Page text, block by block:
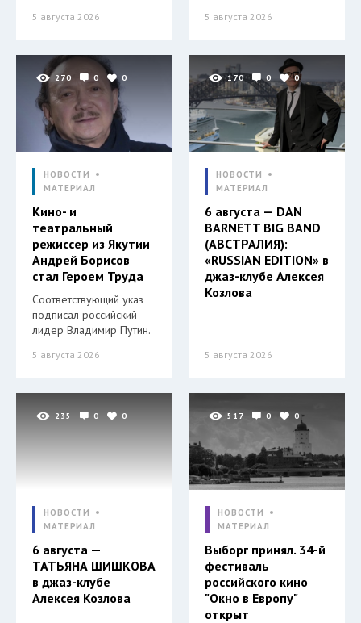
5 августа 2026 5 августа 2026
270 0 0
НОВОСТИ
МАТЕРИАЛ
Кино- и
театральный
режиссер из Якутии
Андрей Борисов
стал Героем Труда
Соответствующий указ
подписал российский
лидер Владимир Путин.
5 августа 2026
170 0 0
НОВОСТИ
МАТЕРИАЛ
6 августа — DAN
BARNETT BIG BAND
(АВСТРАЛИЯ):
«RUSSIAN EDITION» в
джаз-клубе Алексея
Козлова
5 августа 2026
235 0 0
НОВОСТИ
МАТЕРИАЛ
6 августа —
ТАТЬЯНА ШИШКОВА
в джаз-клубе
Алексея Козлова
517 0 0
НОВОСТИ
МАТЕРИАЛ
Выборг принял. 34-й
фестиваль
российского кино
"Окно в Европу"
открыт